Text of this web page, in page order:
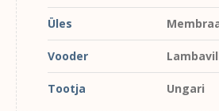
Üles
Vooder
Tootja Ungari